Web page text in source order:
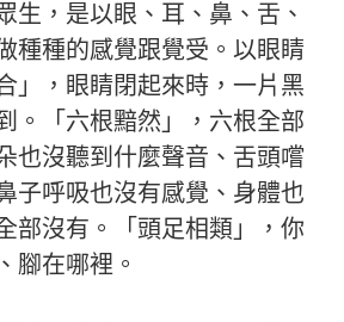
生，是以眼、耳、鼻、舌、
種種的感覺跟覺受。以眼睛
」，眼睛閉起來時，一片黑
。「六根黯然」，六根全部
也沒聽到什麼聲音、舌頭嚐
子呼吸也沒有感覺、身體也
部沒有。「頭足相類」，你
腳在哪裡。